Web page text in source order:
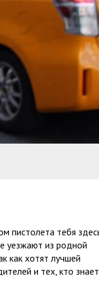
пистолета тебя
уезжают из родной
как хотят лучшей
и тех, кто